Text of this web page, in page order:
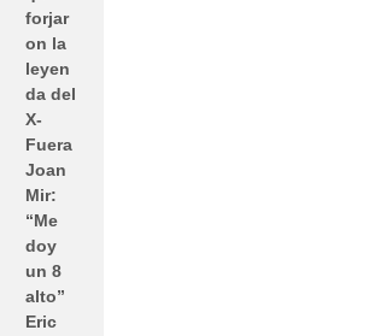
forjar
on la
leyen
da del
X-
Fuera
Joan
Mir:
“Me
doy
un 8
alto”
Eric